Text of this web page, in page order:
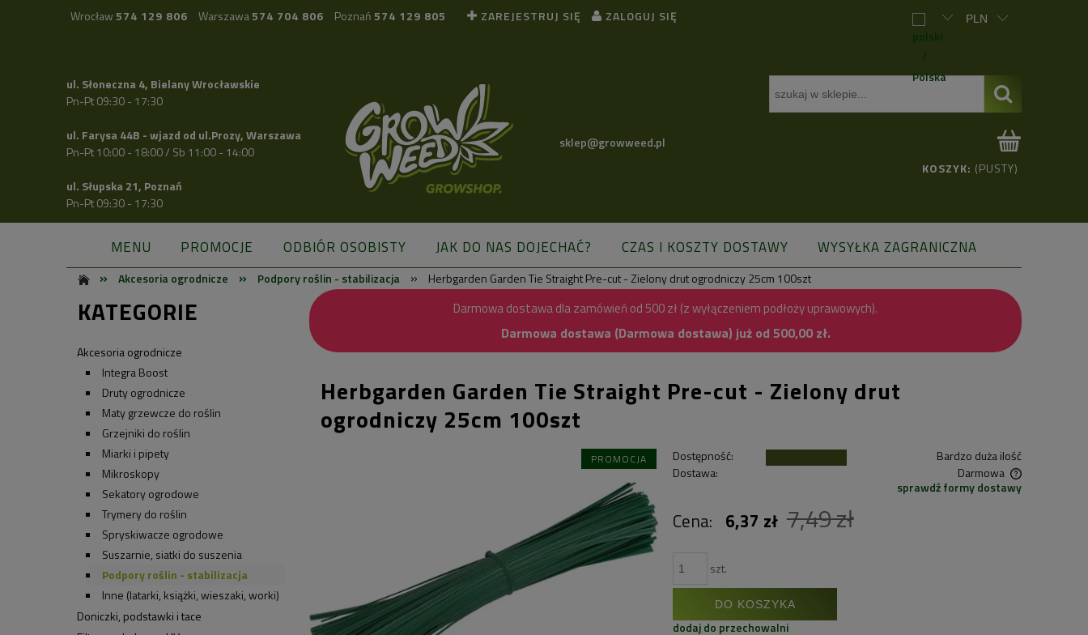
Wrocław 574 129 806 Warszawa574 704 806 Poznań 574 129 805 ZAREJESTRUJ SIĘ ZALOGUJ SIĘ
ul. Słoneczna 4, Bielany Wrocławskie
Pn-Pt 09:30 - 17:30
ul. Farysa 44B - wjazd od ul.Prozy, Warszawa
Pn-Pt 10:00 - 18:00 / Sb 11:00 - 14:00
ul. Słupska 21, Poznań
Pn-Pt 09:30 - 17:30
sklep@growweed.pl
KOSZYK: (PUSTY)
MENU PROMOCJE ODBIÓR OSOBISTY JAK DO NAS DOJECHAĆ? CZAS I KOSZTY DOSTAWY
WYSYŁKA ZAGRANICZNA
BLOG
» Akcesoria ogrodnicze » Podpory roślin - stabilizacja » Herbgarden Garden Tie Straight Pre-cut - Zielony drut ogrodniczy 25cm 100szt
KATEGORIE
Akcesoria ogrodnicze
Integra Boost
Druty ogrodnicze
Maty grzewcze do roślin
Grzejniki do roślin
Miarki i pipety
Mikroskopy
Sekatory ogrodowe
Trymery do roślin
Spryskiwacze ogrodowe
Suszarnie, siatki do suszenia
Podpory roślin - stabilizacja
Inne (latarki, książki, wieszaki, worki)
Doniczki, podstawki i tace
Darmowa dostawa dla zamówień od 500 zł (z wyłączeniem podłoży uprawowych).
Darmowa dostawa (Darmowa dostawa) już od 500,00 zł.
Herbgarden Garden Tie Straight Pre-cut - Zielony drut
ogrodniczy 25cm 100szt
PROMOCJA Dostępność:
Bardzo duża ilość
Dostawa:
Darmowa
Cena nie zawiera ewentualnych kosztów
płatności
sprawdź formy dostawy
Cena: 6,37 zł 7,49 zł
szt.
DO KOSZYKA
dodaj do przechowalni